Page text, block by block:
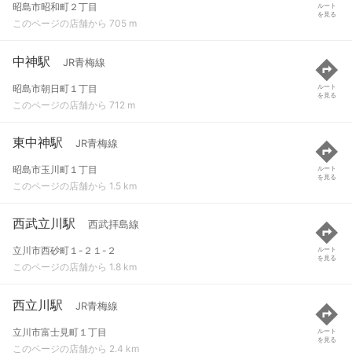
昭島市昭和町２丁目
このページの店舗から 705 m
ルート
を見る
中神駅 JR青梅線
昭島市朝日町１丁目
このページの店舗から 712 m
ルート
を見る
東中神駅 JR青梅線
昭島市玉川町１丁目
このページの店舗から 1.5 km
ルート
を見る
西武立川駅 西武拝島線
立川市西砂町１-２１-２
このページの店舗から 1.8 km
ルート
を見る
西立川駅 JR青梅線
立川市富士見町１丁目
このページの店舗から 2.4 km
ルート
を見る